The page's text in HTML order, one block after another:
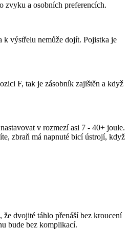
zvyku a osobních preferencích.
k výstřelu nemůže dojít. Pojistka je
F, tak je zásobník zajištěn a když
v rozmezí asi 7 - 40+ joule.
zbraň má napnuté bicí ústrojí, když
dvojité táhlo přenáší bez kroucení
bude bez komplikací.